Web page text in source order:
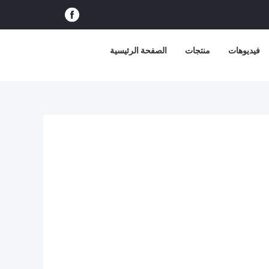
الصفحة الرئيسية منتجات فيديوهات